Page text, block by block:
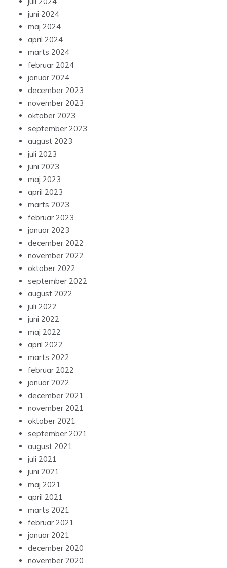
juni 2024
maj 2024
april 2024
marts 2024
februar 2024
januar 2024
december 2023
november 2023
oktober 2023
september 2023
august 2023
juli 2023
juni 2023
maj 2023
april 2023
marts 2023
februar 2023
januar 2023
december 2022
november 2022
oktober 2022
september 2022
august 2022
juli 2022
juni 2022
maj 2022
april 2022
marts 2022
februar 2022
januar 2022
december 2021
november 2021
oktober 2021
september 2021
august 2021
juli 2021
juni 2021
maj 2021
april 2021
marts 2021
februar 2021
januar 2021
december 2020
november 2020